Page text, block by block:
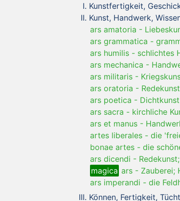
Kunstfertigkeit,
Kunst, Handwerk,
ars amatoria -
ars grammatica -
ars humilis - schlichtes
ars mechanica -
ars militaris -
ars oratoria -
ars poetica - Dichtkunst
ars sacra - kirchliche
ars et manus -
artes liberales - die
bonae artes - die
ars dicendi -
magica ars - Zauberei;
ars imperandi - die
Können, Fertigkeit,